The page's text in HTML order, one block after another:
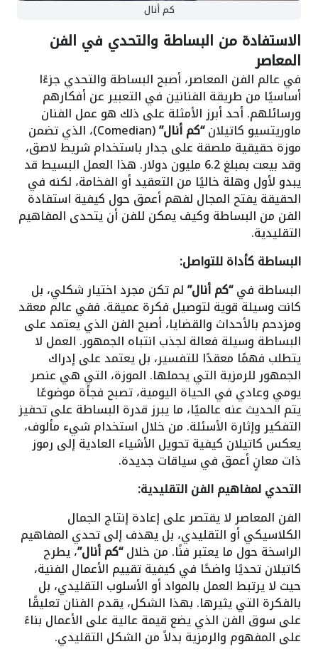
كم أنال
الاستفادة من البساطة والتحدي في الفن
المعاصر
في عالم الفن المعاصر، أصبح البساطة والتحدي جزءًا
أساسيًا من طريقة الفنانين في التعبير عن أفكارهم
ورسائلهم. أحد أبرز الأمثلة على ذلك هو عمل الفنان
ماوريتسيو كاتيلان“كم أنال” (Comedian)، الذي تضمن
موزة حقيقية ملصقة على جدار باستخدام شريط لاصق،
وقد بيعت بمبلغ 6.2 مليون دولار. هذا العمل البسيط قد
يبدو لأول وهلة خاليًا من التعقيد أو الفخامة، لكنه في
الحقيقة يفتح المجال لفهم أعمق حول كيفية استفادة
الفن من البساطة وكيف يمكن للفن أن يتحدى المفاهيم
التقليدية.
البساطة كأداة للتواصل:
البساطة في“كم أنال”لم تكن مجرد اختيار شكلي، بل
كانت وسيلة قوية لتوصيل فكرة عميقة. ففي عالم معقد
ومزدحم بالأحداث والقضايا، أصبح الفن الذي يعتمد على
البساطة وسيلة فعالة لجذب انتباه الجمهور. العمل لا
يتطلب فهمًا معقدًا للتفسير، بل يعتمد على إدراك
الجمهور للرمزية التي يحملها. الموزة، التي هي عنصر
يومي وعادي في الحياة اليومية، تصبح فجأة موضوعًا
يتم الحديث عنه عالميًا، ما يبرز قدرة البساطة على تحفيز
التفكير وإثارة الأسئلة. من خلال استخدام شيء مألوف،
يعكس كاتيلان كيفية تحويل الأشياء العادية إلى رموز
ذات معانٍ أعمق في سياقات جديدة.
التحدي لمفاهيم الفن التقليدية:
الفن المعاصر لا يقتصر على إعادة إنتاج الجمال
الكلاسيكي أو التقليدي، بل يهدف إلى تحدي المفاهيم
الراسخة حول ما يعتبر فنًا. من خلال“كم أنال”، يطرح
كاتيلان تحديًا واضحًا في كيفية تقييم الأعمال الفنية،
حيث لا يرتبط العمل بالمواد أو الأسلوب التقليدي، بل
بالفكرة التي يثيرها. بهذا الشكل، يقدم الفنان تعليقًا
على سوق الفن الذي يضع قيمة عالية على الأعمال بناءً
على المفهوم والرمزية بدلاً من الشكل التقليدي.